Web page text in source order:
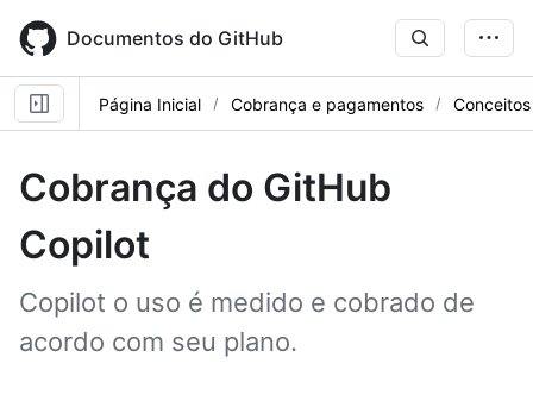
main
content
Documentos do GitHub
Página Inicial Cobrança e pagamentos Conceitos
Cobrança do GitHub
Copilot
Copilot o uso é medido e cobrado de
acordo com seu plano.